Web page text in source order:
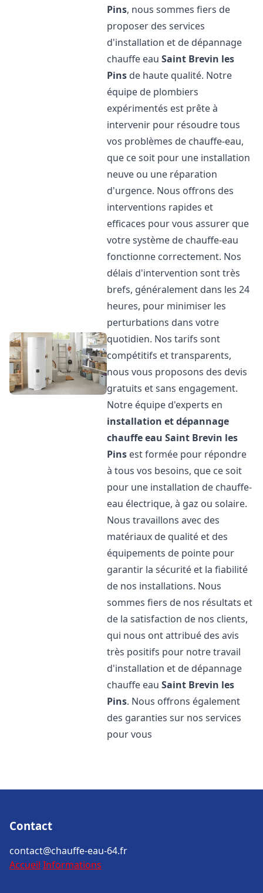
Pins, nous sommes fiers de
proposer des services
d'installation et de dépannage
chauffe eauSaint Brevin les
Pins de haute qualité. Notre
équipe de plombiers
expérimentés est prête à
intervenir pour résoudre tous
vos problèmes de chauffe-eau,
que ce soit pour une installation
neuve ou une réparation
d'urgence. Nous offrons des
interventions rapides et
efficaces pour vous assurer que
votre système de chauffe-eau
fonctionne correctement. Nos
délais d'intervention sont très
brefs, généralement dans les 24
heures, pour minimiser les
perturbations dans votre
quotidien. Nos tarifs sont
compétitifs et transparents,
nous vous proposons des devis
gratuits et sans engagement.
Notre équipe d'experts en
installation et dépannage
chauffe eau Saint Brevin les
Pins est formée pour répondre
à tous vos besoins, que ce soit
pour une installation de chauffe-
eau électrique, à gaz ou solaire.
Nous travaillons avec des
matériaux de qualité et des
équipements de pointe pour
garantir la sécurité et la fiabilité
de nos installations. Nous
sommes fiers de nos résultats et
de la satisfaction de nos clients,
qui nous ont attribué des avis
très positifs pour notre travail
d'installation et de dépannage
chauffe eauSaint Brevin les
Pins. Nous offrons également
des garanties sur nos services
pour vous
Contact
contact@chauffe-eau-64.fr
Accueil Informations